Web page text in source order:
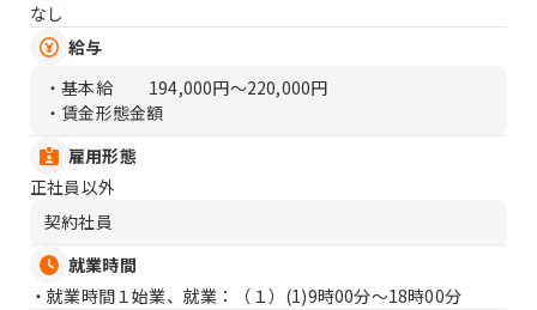
なし
給与
・基本給
194,000円〜220,000円
・賃金形態金額
雇用形態
正社員以外
契約社員
就業時間
・就業時間１始業、就業：（１） (1)9時00分〜18時00分